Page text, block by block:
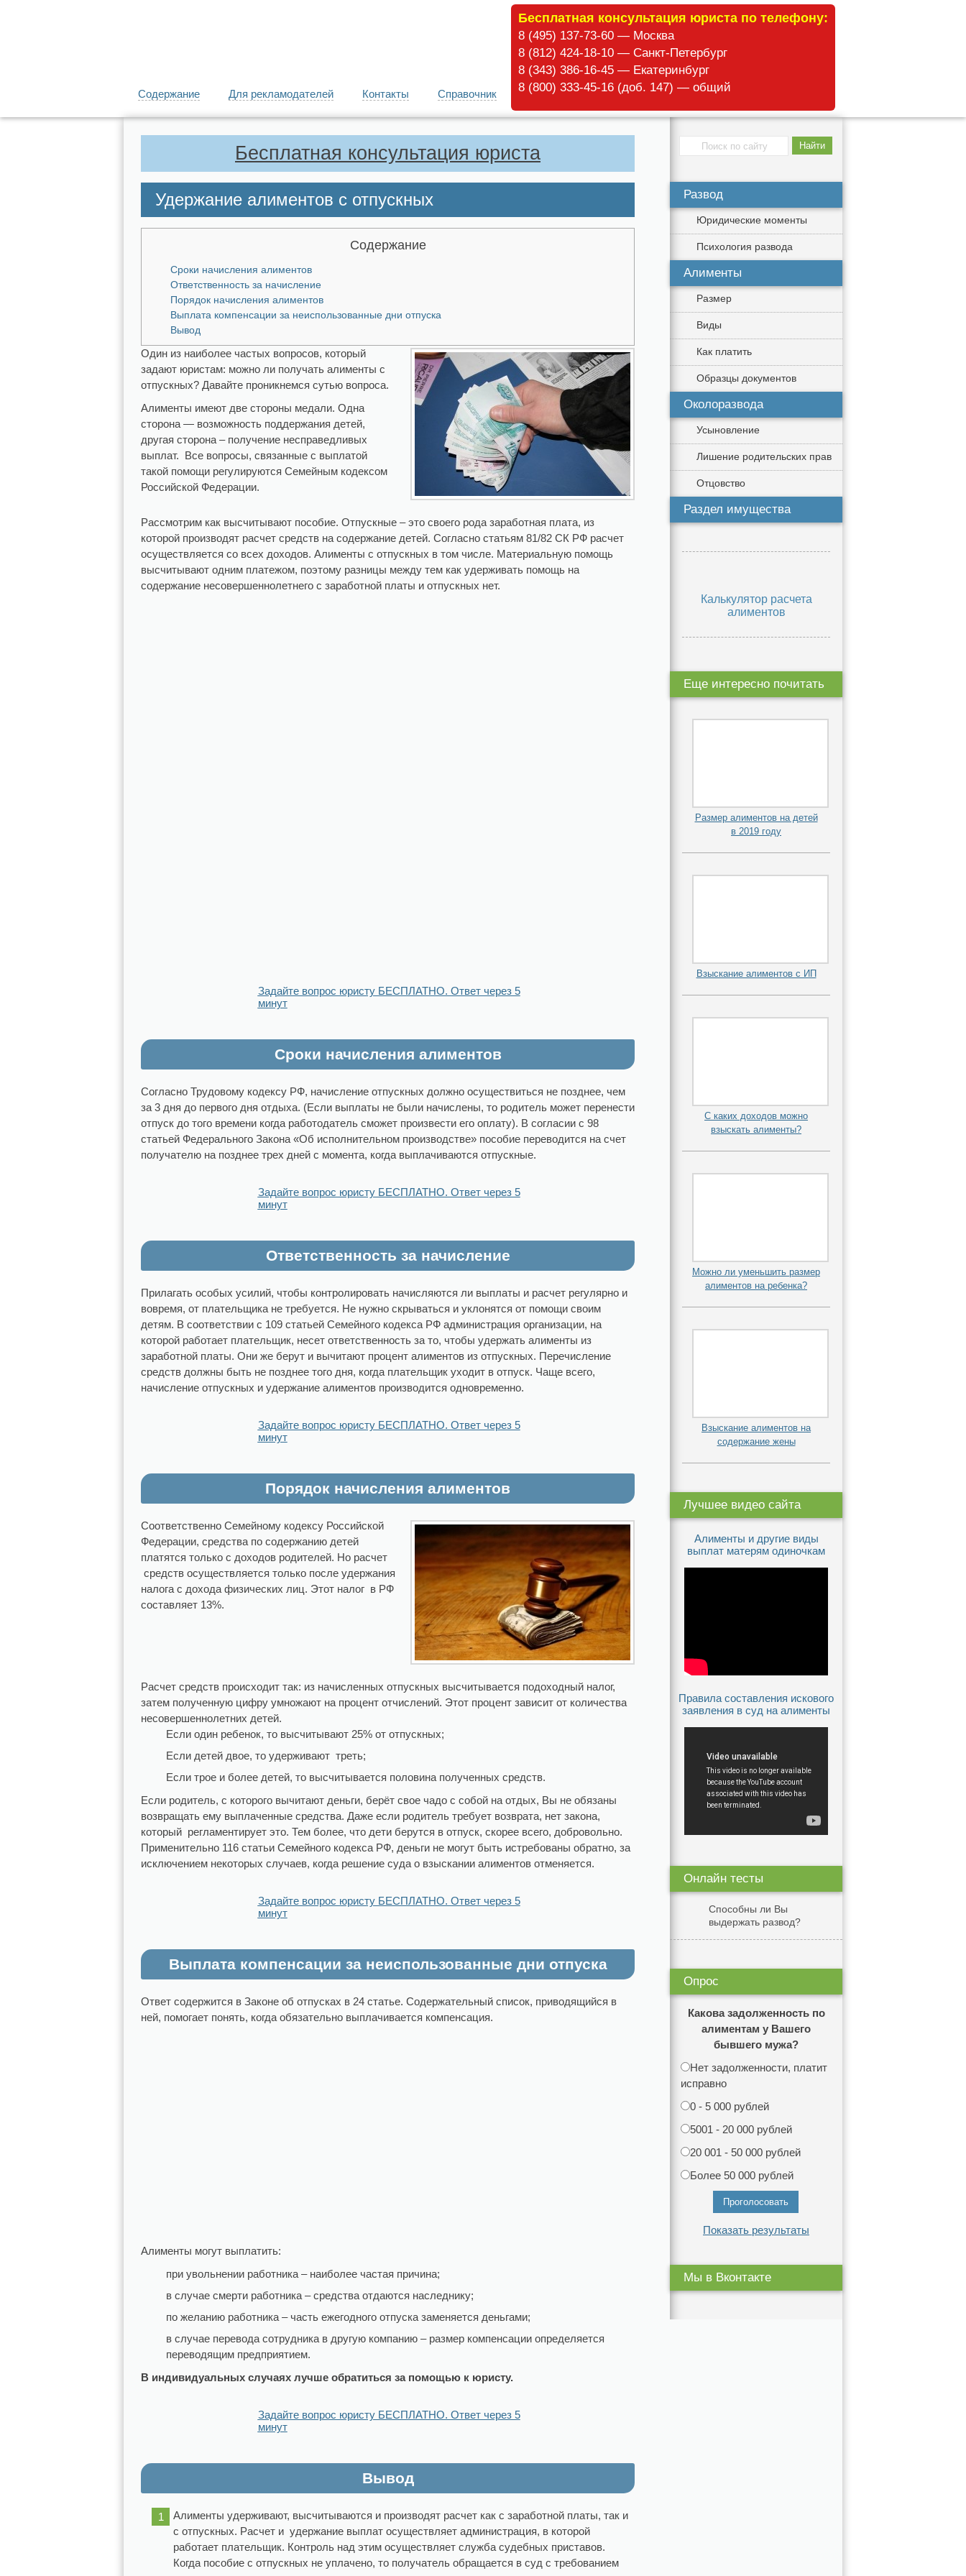
Бесплатная консультация юриста по телефону:
8 (495) 137-73-60 — Москва
8 (812) 424-18-10 — Санкт-Петербург
8 (343) 386-16-45 — Екатеринбург
8 (800) 333-45-16 (доб. 147) — общий
Содержание Для рекламодателей Контакты Справочник
Бесплатная консультация юриста
Удержание алиментов с отпускных
Содержание
Сроки начисления алиментов
Ответственность за начисление
Порядок начисления алиментов
Выплата компенсации за неиспользованные дни отпуска
Вывод
Один из наиболее частых вопросов, который
задают юристам: можно ли получать алименты с
отпускных? Давайте проникнемся сутью вопроса.
Алименты имеют две стороны медали. Одна
сторона — возможность поддержания детей,
другая сторона – получение несправедливых
выплат. Все вопросы, связанные с выплатой
такой помощи регулируются Семейным кодексом
Российской Федерации.
Рассмотрим как высчитывают пособие. Отпускные – это своего рода заработная плата, из
которой производят расчет средств на содержание детей. Согласно статьям 81/82 СК РФ расчет
осуществляется со всех доходов. Алименты с отпускных в том числе. Материальную помощь
высчитывают одним платежом, поэтому разницы между тем как удерживать помощь на
содержание несовершеннолетнего с заработной платы и отпускных нет.
Задайте вопрос юристу БЕСПЛАТНО. Ответ через 5
минут
Сроки начисления алиментов
Согласно Трудовому кодексу РФ, начисление отпускных должно осуществиться не позднее, чем
за 3 дня до первого дня отдыха. (Если выплаты не были начислены, то родитель может перенести
отпуск до того времени когда работодатель сможет произвести его оплату). В согласии с 98
статьей Федерального Закона «Об исполнительном производстве» пособие переводится на счет
получателю на позднее трех дней с момента, когда выплачиваются отпускные.
Задайте вопрос юристу БЕСПЛАТНО. Ответ через 5
минут
Ответственность за начисление
Прилагать особых усилий, чтобы контролировать начисляются ли выплаты и расчет регулярно и
вовремя, от плательщика не требуется. Не нужно скрываться и уклонятся от помощи своим
детям. В соответствии с 109 статьей Семейного кодекса РФ администрация организации, на
которой работает плательщик, несет ответственность за то, чтобы удержать алименты из
заработной платы. Они же берут и вычитают процент алиментов из отпускных. Перечисление
средств должны быть не позднее того дня, когда плательщик уходит в отпуск. Чаще всего,
начисление отпускных и удержание алиментов производится одновременно.
Задайте вопрос юристу БЕСПЛАТНО. Ответ через 5
минут
Порядок начисления алиментов
Соответственно Семейному кодексу Российской
Федерации, средства по содержанию детей
платятся только с доходов родителей. Но расчет
средств осуществляется только после удержания
налога с дохода физических лиц. Этот налог в РФ
составляет 13%.
Расчет средств происходит так: из начисленных отпускных высчитывается подоходный налог,
затем полученную цифру умножают на процент отчислений. Этот процент зависит от количества
несовершеннолетних детей.
Если один ребенок, то высчитывают 25% от отпускных;
Если детей двое, то удерживают треть;
Если трое и более детей, то высчитывается половина полученных средств.
Если родитель, с которого вычитают деньги, берёт свое чадо с собой на отдых, Вы не обязаны
возвращать ему выплаченные средства. Даже если родитель требует возврата, нет закона,
который регламентирует это. Тем более, что дети берутся в отпуск, скорее всего, добровольно.
Применительно 116 статьи Семейного кодекса РФ, деньги не могут быть истребованы обратно, за
исключением некоторых случаев, когда решение суда о взыскании алиментов отменяется.
Задайте вопрос юристу БЕСПЛАТНО. Ответ через 5
минут
Выплата компенсации за неиспользованные дни отпуска
Ответ содержится в Законе об отпусках в 24 статье. Содержательный список, приводящийся в
ней, помогает понять, когда обязательно выплачивается компенсация.
Алименты могут выплатить:
при увольнении работника – наиболее частая причина;
в случае смерти работника – средства отдаются наследнику;
по желанию работника – часть ежегодного отпуска заменяется деньгами;
в случае перевода сотрудника в другую компанию – размер компенсации определяется
переводящим предприятием.
В индивидуальных случаях лучше обратиться за помощью к юристу.
Задайте вопрос юристу БЕСПЛАТНО. Ответ через 5
минут
Вывод
Алименты удерживают, высчитываются и производят расчет как с заработной платы, так и
с отпускных. Расчет и удержание выплат осуществляет администрация, в которой
работает плательщик. Контроль над этим осуществляет служба судебных приставов.
Когда пособие с отпускных не уплачено, то получатель обращается в суд с требованием
Развод
Юридические моменты
Психология развода
Алименты
Размер
Виды
Как платить
Образцы документов
Околоразвода
Усыновление
Лишение родительских прав
Отцовство
Раздел имущества
Калькулятор расчета
алиментов
Еще интересно почитать
Размер алиментов на детей
в 2019 году
Взыскание алиментов с ИП
С каких доходов можно
взыскать алименты?
Можно ли уменьшить размер
алиментов на ребенка?
Взыскание алиментов на
содержание жены
Лучшее видео сайта
Алименты и другие виды
выплат матерям одиночкам
Правила составления искового
заявления в суд на алименты
Онлайн тесты
Способны ли Вы
выдержать развод?
Опрос
Какова задолженность по
алиментам у Вашего
бывшего мужа?
Нет задолженности, платит
исправно
0 - 5 000 рублей
5001 - 20 000 рублей
20 001 - 50 000 рублей
Более 50 000 рублей
Показать результаты
Мы в Вконтакте